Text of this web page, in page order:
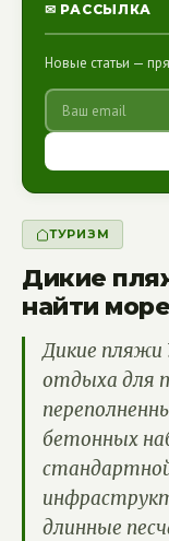
ТУРИЗМ
Дикие
найти
Дикие
отдыха для
бетонных
длинные
✉ РАССЫЛКА
Новые статьи —